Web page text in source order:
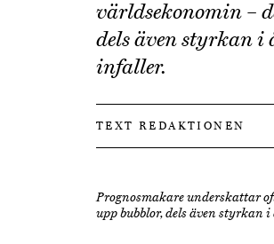
världsekonomin –
dels även styrkan
infaller.
TEXT REDAKTIONEN
Prognosmakare underskattar
upp bubblor, dels även